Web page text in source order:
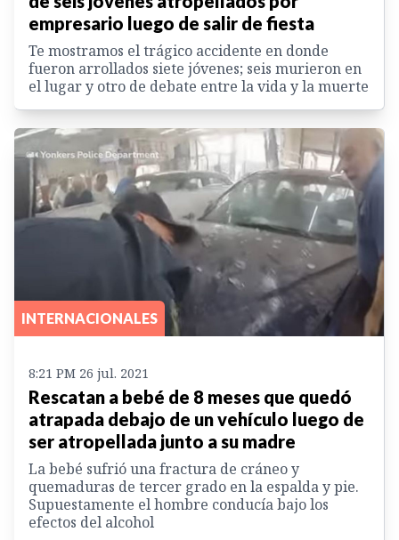
empresario luego de salir de fiesta
Te mostramos el trágico accidente en donde
fueron arrollados siete jóvenes; seis murieron en
el lugar y otro de debate entre la vida y la muerte
INTERNACIONALES
8:21 PM 26 jul. 2021
Rescatan a bebé de 8 meses que quedó
atrapada debajo de un vehículo luego de
ser atropellada junto a su madre
La bebé sufrió una fractura de cráneo y
quemaduras de tercer grado en la espalda y pie.
Supuestamente el hombre conducía bajo los
efectos del alcohol